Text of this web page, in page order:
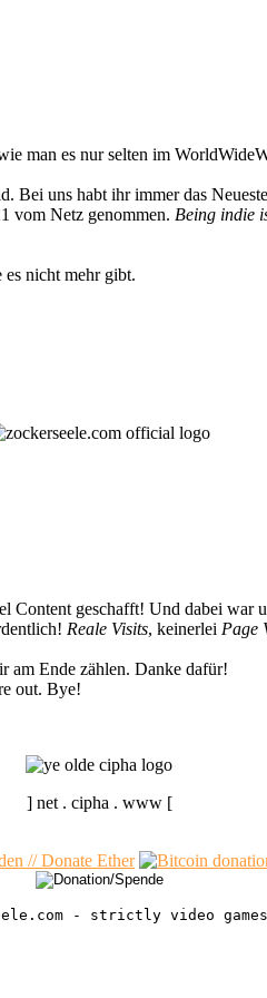
man es nur selten im
Bei uns habt ihr immer das
vom Netz genommen. Being indie
nicht mehr gibt.
geschafft! Und dabei war
Reale Visits, keinerlei Page
am Ende zählen. Danke dafür!
out. Bye!
] net . cipha . www [
- strictly video